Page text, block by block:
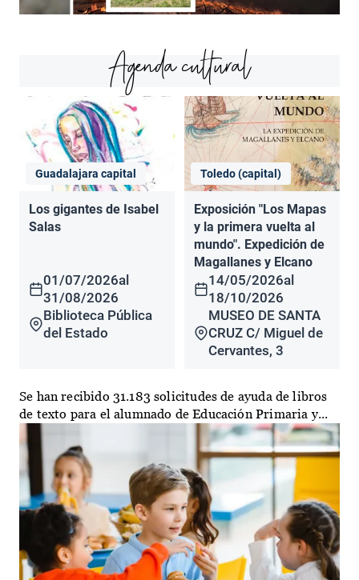
Agenda cultural
Guadalajara capital
Los gigantes de Isabel
Salas
01/07/2026al
31/08/2026
Biblioteca Pública
del Estado
Toledo (capital)
Exposición "Los Mapas
y la primera vuelta al
mundo". Expedición de
Magallanes y Elcano
14/05/2026al
18/10/2026
MUSEO DE SANTA
CRUZ C/ Miguel de
Cervantes, 3
Se han recibido 31.183 solicitudes de ayuda de libros
de texto para el alumnado de Educación Primaria y...